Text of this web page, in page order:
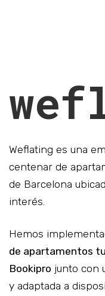
Weflating es una
centenar de
de Barcelona
interés.
Hemos
de apartamentos
Bookipro junto con
y adaptada a